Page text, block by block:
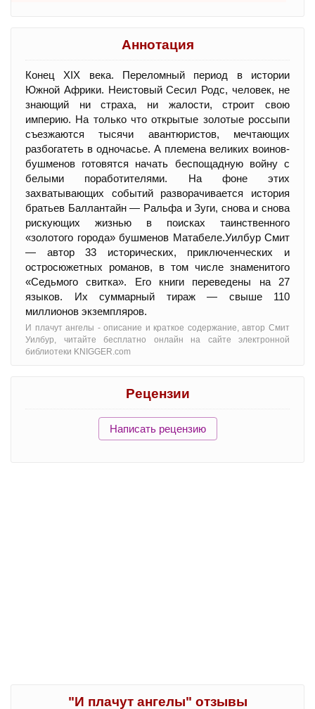
Аннотация
Конец XIX века. Переломный период в истории
Южной Африки. Неистовый Сесил Родс, человек, не
знающий ни страха, ни жалости, строит свою
империю. На только что открытые золотые россыпи
съезжаются тысячи авантюристов, мечтающих
разбогатеть в одночасье. А племена великих воинов-
бушменов готовятся начать беспощадную войну с
белыми поработителями. На фоне этих
захватывающих событий разворачивается история
братьев Баллантайн — Ральфа и Зуги, снова и снова
рискующих жизнью в поисках таинственного
«золотого города» бушменов Матабеле.Уилбур Смит
— автор 33 исторических, приключенческих и
остросюжетных романов, в том числе знаменитого
«Седьмого свитка». Его книги переведены на 27
языков. Их суммарный тираж — свыше 110
миллионов экземпляров.
И плачут ангелы - oписание и краткое содержание, автор Смит
Уилбур, читайте бесплатно онлайн на сайте электронной
библиотеки KNIGGER.com
Рецензии
Написать рецензию
"И плачут ангелы" отзывы